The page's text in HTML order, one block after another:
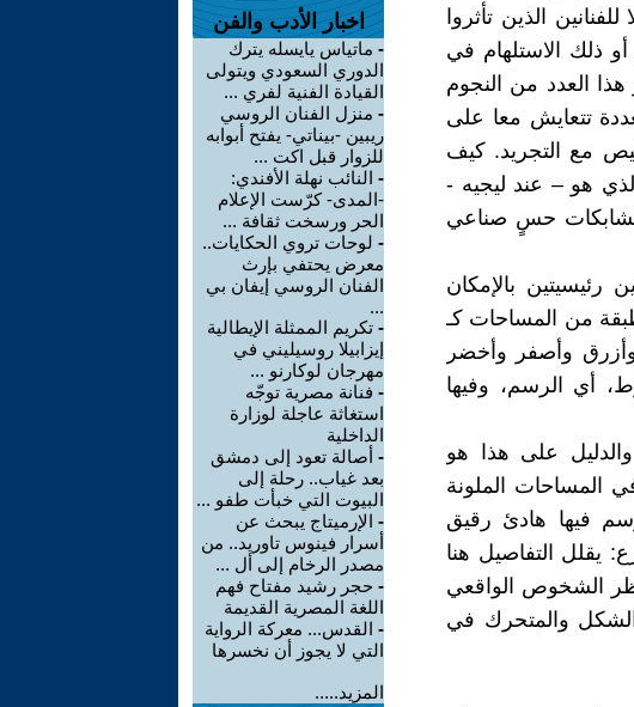
الذين تأثروا
ذلك الاستلهام في
العدد من النجوم
تتعايش معا على
مع التجريد. كيف
هو – عند ليجيه -
حسٍ صناعي
بالإمكان
عن الأخرى ورؤية كل منهما كعمل منفصل: 1- طبقة من المساحات كـ
وأصفر وأخضر
من الخطوط، أي الرسم، وفيها
على هذا هو
المساحات الملونة
فيها هادئ رقيق
يقلل التفاصيل هنا
الشخوص الواقعي
والمتحرك في
اخبار الأدب والفن
- ماتياس يايسله يترك
الدوري السعودي ويتولى
القيادة الفنية لفري ...
- منزل الفنان الروسي
ريبين -بيناتي- يفتح أبوابه
للزوار قبل اكت ...
- النائب نهلة الأفندي:
-المدى- كرّست الإعلام
الحر ورسخت ثقافة ...
- لوحات تروي الحكايات..
معرض يحتفي بإرث
الفنان الروسي إيفان بي
...
- تكريم الممثلة الإيطالية
إيزابيلا روسيليني في
مهرجان لوكارنو ...
- فنانة مصرية توجّه
استغاثة عاجلة لوزارة
الداخلية
- أصالة تعود إلى دمشق
بعد غياب.. رحلة إلى
البيوت التي خبأت طفو ...
- الإرميتاج يبحث عن
أسرار فينوس تاوريد.. من
مصدر الرخام إلى أل ...
- حجر رشيد مفتاح فهم
اللغة المصرية القديمة
- القدس... معركة الرواية
التي لا يجوز أن نخسرها
المزيد.....